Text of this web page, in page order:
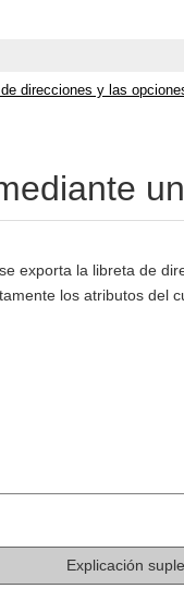
direcciones y las
exporta la libreta de
los atributos del
Explicación